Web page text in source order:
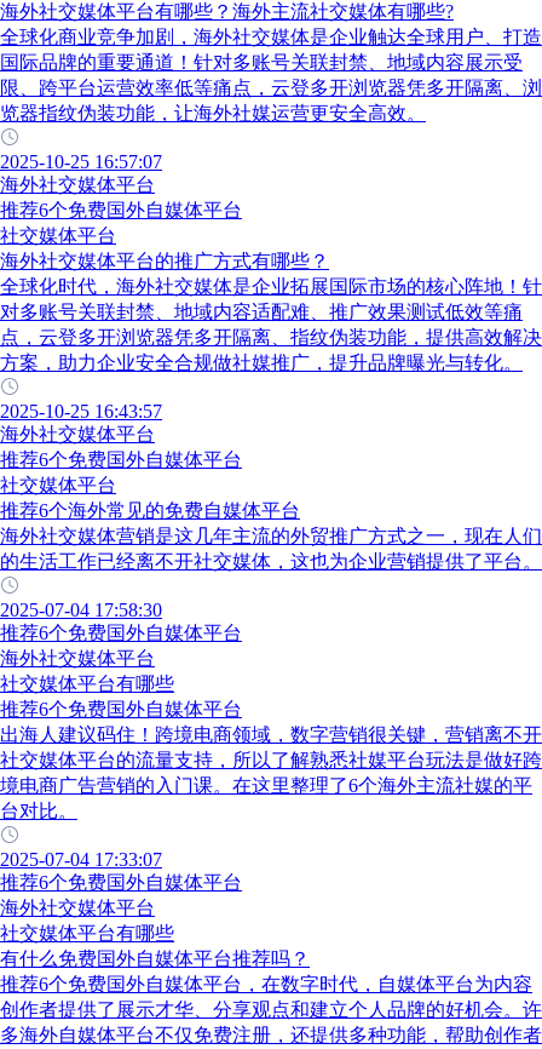
海外社交媒体平台有哪些？海外主流社交媒体有哪些?
全球化商业竞争加剧，海外社交媒体是企业触达全球用户、打造
国际品牌的重要通道！针对多账号关联封禁、地域内容展示受
限、跨平台运营效率低等痛点，云登多开浏览器凭多开隔离、浏
览器指纹伪装功能，让海外社媒运营更安全高效。
2025-10-25 16:57:07
海外社交媒体平台
推荐6个免费国外自媒体平台
社交媒体平台
海外社交媒体平台的推广方式有哪些？
全球化时代，海外社交媒体是企业拓展国际市场的核心阵地！针
对多账号关联封禁、地域内容适配难、推广效果测试低效等痛
点，云登多开浏览器凭多开隔离、指纹伪装功能，提供高效解决
方案，助力企业安全合规做社媒推广，提升品牌曝光与转化。
2025-10-25 16:43:57
海外社交媒体平台
推荐6个免费国外自媒体平台
社交媒体平台
推荐6个海外常见的免费自媒体平台
海外社交媒体营销是这几年主流的外贸推广方式之一，现在人们
的生活工作已经离不开社交媒体，这也为企业营销提供了平台。
2025-07-04 17:58:30
推荐6个免费国外自媒体平台
海外社交媒体平台
社交媒体平台有哪些
推荐6个免费国外自媒体平台
出海人建议码住！跨境电商领域，数字营销很关键，营销离不开
社交媒体平台的流量支持，所以了解熟悉社媒平台玩法是做好跨
境电商广告营销的入门课。在这里整理了6个海外主流社媒的平
台对比。
2025-07-04 17:33:07
推荐6个免费国外自媒体平台
海外社交媒体平台
社交媒体平台有哪些
有什么免费国外自媒体平台推荐吗？
推荐6个免费国外自媒体平台，在数字时代，自媒体平台为内容
创作者提供了展示才华、分享观点和建立个人品牌的好机会。许
多海外自媒体平台不仅免费注册，还提供多种功能，帮助创作者